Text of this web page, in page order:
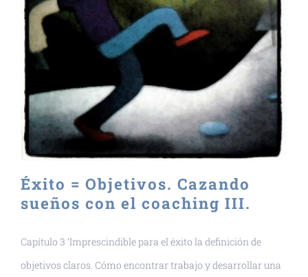
Éxito = Objetivos. Cazando
sueños con el coaching III.
Capítulo 3 ‘Imprescindible para el éxito la definición de
objetivos claros. Cómo encontrar trabajo y desarrollar una